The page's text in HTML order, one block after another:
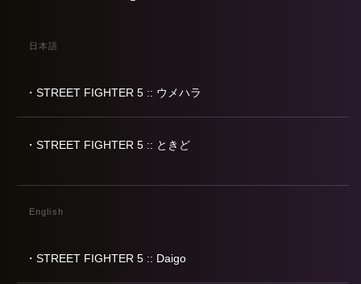
日本語
・STREET FIGHTER 5 :: ウメハラ
・STREET FIGHTER 5 :: ときど
English
・STREET FIGHTER 5 :: Daigo